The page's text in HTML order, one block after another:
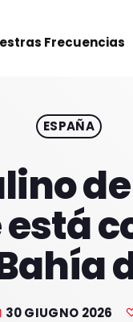
Frecuencias
ESPAÑA
30 GIUGNO 2026